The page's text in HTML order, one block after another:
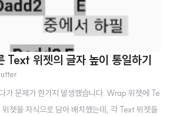
18, fontWeight: FontWeight.bold, c
만 fontColor 는 바뀌지 않는다. 여기서 바꾸는
되는 글자 색을 바꾸게 된다. searchFieldLabel
에서 hintStyle 을 바꾸면 적용된다. in
위젯의 글자 높이 통일하기
가 문제가 한가지 발생했습니다. Wrap 위젯에 Te
젯을 자식으로 담아 배치했는데, 각 Text 위젯들